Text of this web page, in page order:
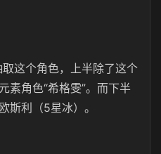
这个角色，上半除了这个
素角色“希格雯”。而下半
斯利（5星冰）。